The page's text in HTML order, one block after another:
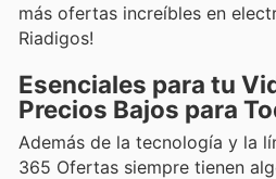
más ofertas increíbles en
Riadigos!
Esenciales para tu
Precios Bajos para
Además de la tecnología y la
365 Ofertas siempre tienen